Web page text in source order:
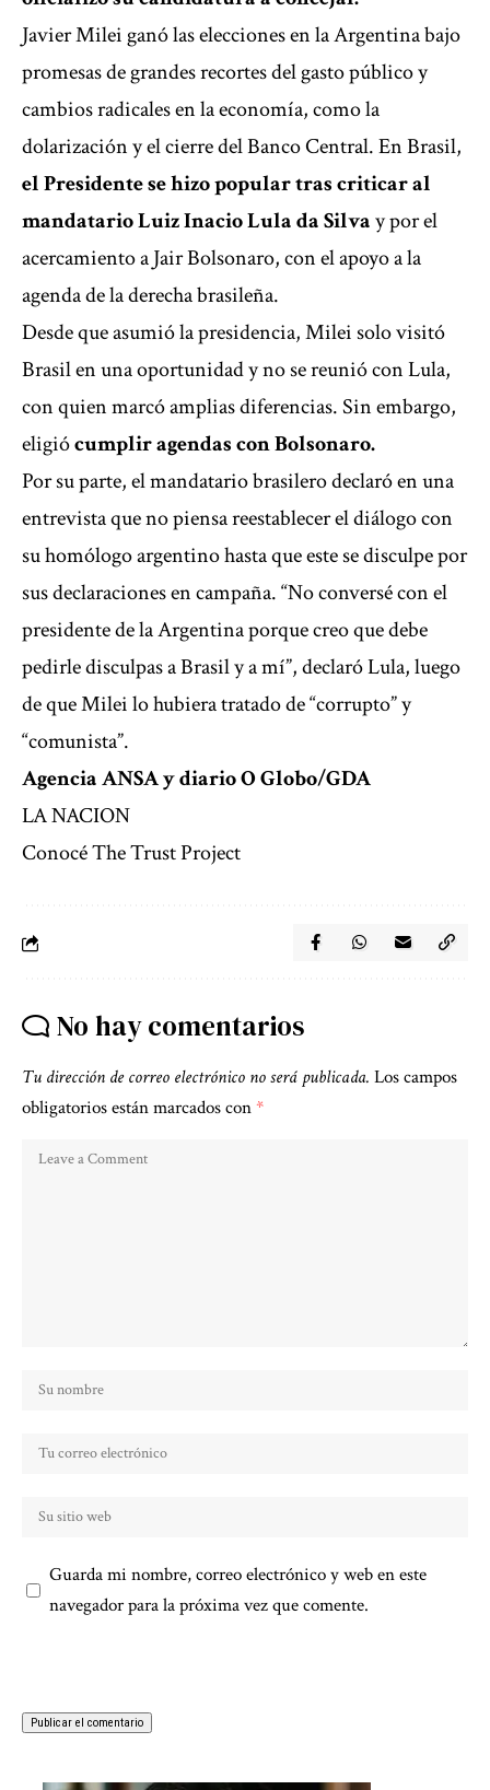
Javier Milei ganó las elecciones en la Argentina bajo
promesas de grandes recortes del gasto público y
cambios radicales en la economía, como la
dolarización y el cierre del Banco Central. En Brasil,
el Presidente se hizo popular tras criticar al
mandatario Luiz Inacio Lula da Silvay por el
acercamiento a Jair Bolsonaro, con el apoyo a la
agenda de la derecha brasileña.
Desde que asumió la presidencia, Milei solo visitó
Brasil en una oportunidad y no se reunió conLula,
con quien marcó amplias diferencias. Sin embargo,
eligiócumplir agendas con Bolsonaro.
Por su parte, el mandatario brasilero declaró en una
entrevista que no piensa reestablecer el diálogo con
su homólogo argentino hasta que este se disculpe por
sus declaraciones en campaña. “No conversé con el
presidente de la Argentina porque creo que debe
pedirle disculpas a Brasil y a mí”, declaró Lula, luego
de que Milei lo hubiera tratado de “corrupto” y
“comunista”.
Agencia ANSA y diario O Globo/GDA
LA NACION
Conocé The Trust Project
No hay comentarios
Tu dirección de correo electrónico no será publicada. Los campos
obligatorios están marcados con*
Guarda mi nombre, correo electrónico y web en este
navegador para la próxima vez que comente.